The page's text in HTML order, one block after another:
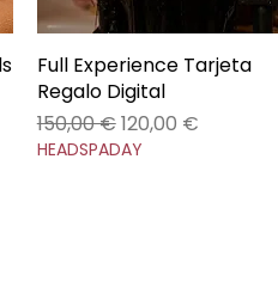
Vista rápida
Full Experience Tarjeta
Regalo Digital
Precio
150,00 €Precio de oferta
120,00 €
HEADSPADAY